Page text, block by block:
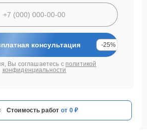
консультация -25%
Вы соглашаетесь с политикой
конфиденциальности
Стоимость работ от 0 ₽